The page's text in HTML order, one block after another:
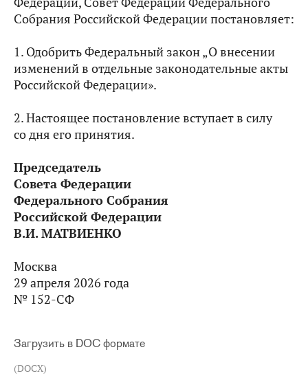
Собрания Российской Федерации постановляет:
1. Одобрить Федеральный закон „О внесении
изменений в отдельные законодательные акты
Российской Федерации».
2. Настоящее постановление вступает в силу
со дня его принятия.
Председатель
Совета Федерации
Федерального Собрания
Российской Федерации
В.И. МАТВИЕНКО
Москва
29 апреля 2026 года
№ 152-СФ
Загрузить в DOC формате
(DOCX)